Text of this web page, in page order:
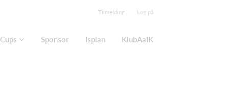
Tilmelding Log på
Sponsor Isplan KlubAaIK